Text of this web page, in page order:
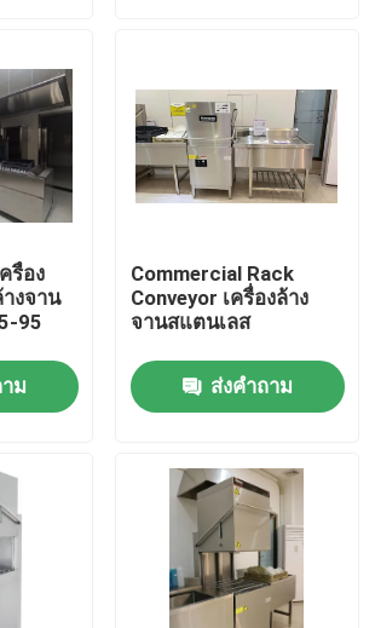
ชิงพาณิชย์
แบบสายพานลำเลียง
รื่อง
างจาน
95
ม
Commercial Rack
Conveyor เครื่องล้าง
จานสแตนเลส
ส่งคำถาม